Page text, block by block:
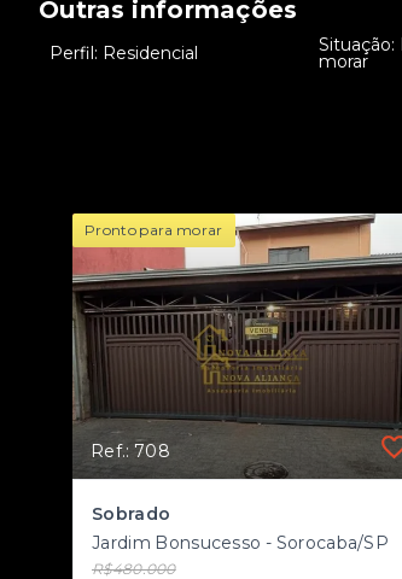
Outras informações
Perfil: Residencial Situação:
morar
Pronto para morar
Ref.: 708
Sobrado
Jardim Bonsucesso - Sorocaba/SP
R$480.000